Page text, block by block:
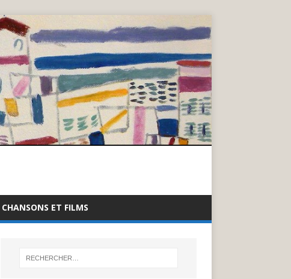
CHANSONS ET FILMS